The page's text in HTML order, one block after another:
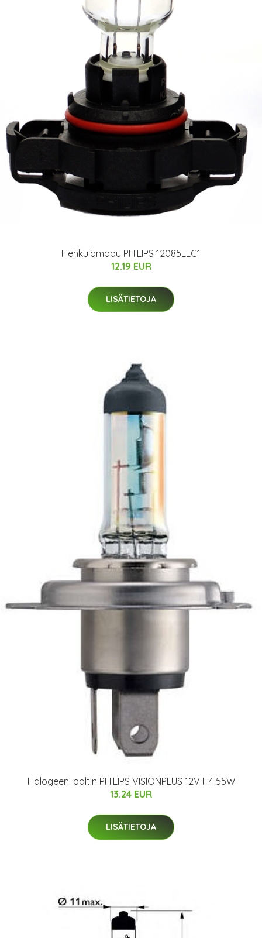
Hehkulamppu PHILIPS 12085LLC1
12.19 EUR
LISÄTIETOJA
Halogeeni poltin PHILIPS VISIONPLUS 12V H4 55W
13.24 EUR
LISÄTIETOJA